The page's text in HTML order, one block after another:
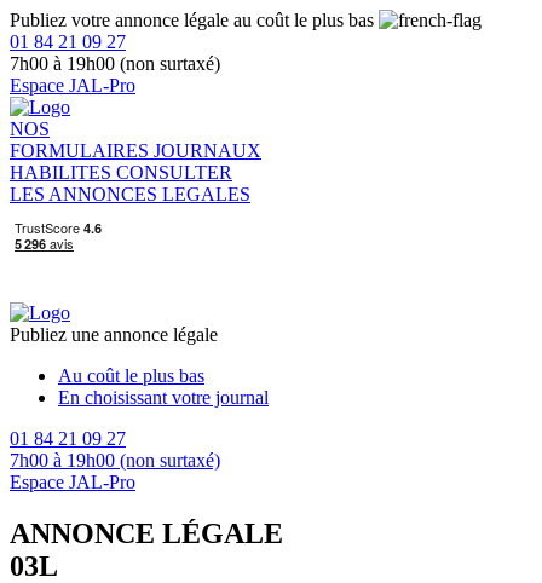
Publiez votre annonce légale au coût le plus bas
01 84 21 09 27
7h00 à 19h00 (non surtaxé)
Espace JAL-Pro
NOS
FORMULAIRES JOURNAUX
HABILITES CONSULTER
LES ANNONCES LEGALES
Publiez une annonce légale
Au coût le plus bas
En choisissant votre journal
01 84 21 09 27
7h00 à 19h00 (non surtaxé)
Espace JAL-Pro
ANNONCE LÉGALE
03L